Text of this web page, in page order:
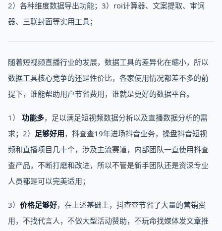
2）各种维度数据导出功能；3）roi计算器、文案提取、审词
器、三联封面等实用工具；
随着短视频直播行业的发展，数据工具的差异化在缩小，所以
数据工具核心竞争的还是性价比，各家使用情况都差不多的前
提下，谁能帮助用户节省费用，谁就是更好的数据平台。
1） 功能多，足以满足短视频数据分析以及直播数据分析的需
求；2） 足够好用，抖查查19年进场抖音业务，操盘抖音短视
频和直播项目几十个，涉及主流赛道，内部团队一直使用抖查
查产品，不断打磨和改进，所以不管是新手团队还是资深专业
人员都是可以完美适用；
3） 价格足够好，在上述基础上，抖查查节省了大量的营销费
用，不找代言人，不做大型活动赞助，不玩命找媒体发文章推